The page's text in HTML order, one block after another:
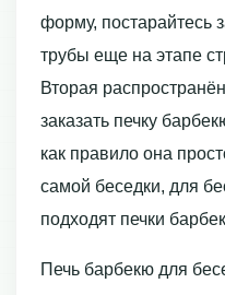
форму, постарайтесь
трубы еще на этапе
Вторая
заказать печку
как правило она
самой беседки, для
подходят печки
Печь барбекю для